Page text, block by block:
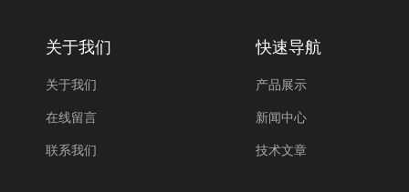
关于我们
关于我们
在线留言
联系我们
快速导航
产品展示
新闻中心
技术文章